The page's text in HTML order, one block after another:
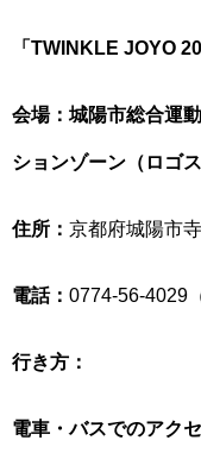
「TWINKLE JOYO
会場：城陽市総合運
ションゾーン（ロゴ
住所： 京都府城陽市
電話： 0774-56-4029
行き方：
電車・バスでのアク